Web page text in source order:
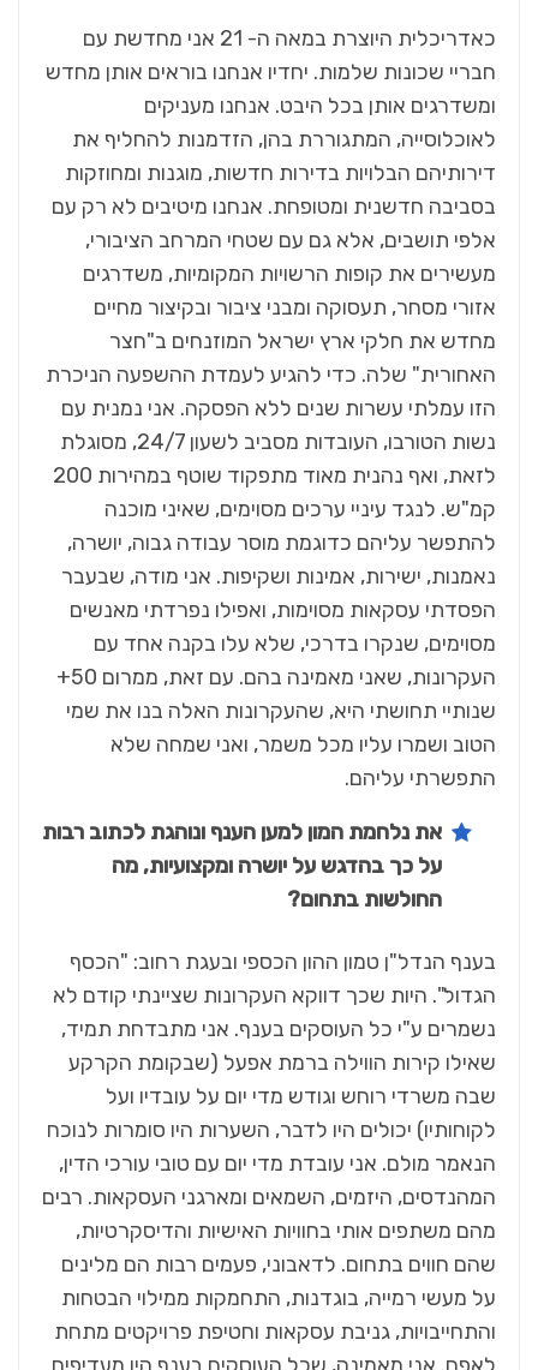
כאדריכלית היוצרת במאה ה- 21 אני מחדשת עם
חבריי שכונות שלמות. יחדיו אנחנו בוראים אותן מחדש
ומשדרגים אותן בכל היבט. אנחנו מעניקים
לאוכלוסייה, המתגוררת בהן, הזדמנות להחליף את
דירותיהם הבלויות בדירות חדשות, מוגנות ומחוזקות
בסביבה חדשנית ומטופחת. אנחנו מיטיבים לא רק עם
אלפי תושבים, אלא גם עם שטחי המרחב הציבורי,
מעשירים את קופות הרשויות המקומיות, משדרגים
אזורי מסחר, תעסוקה ומבני ציבור ובקיצור מחיים
מחדש את חלקי ארץ ישראל המוזנחים ב"חצר
האחורית" שלה. כדי להגיע לעמדת ההשפעה הניכרת
הזו עמלתי עשרות שנים ללא הפסקה. אני נמנית עם
נשות הטורבו, העובדות מסביב לשעון 24/7, מסוגלת
לזאת, ואף נהנית מאוד מתפקוד שוטף במהירות 200
קמ"ש. לנגד עיניי ערכים מסוימים, שאיני מוכנה
להתפשר עליהם כדוגמת מוסר עבודה גבוה, יושרה,
נאמנות, ישירות, אמינות ושקיפות. אני מודה, שבעבר
הפסדתי עסקאות מסוימות, ואפילו נפרדתי מאנשים
מסוימים, שנקרו בדרכי, שלא עלו בקנה אחד עם
העקרונות, שאני מאמינה בהם. עם זאת, ממרום 50+
שנותיי תחושתי היא, שהעקרונות האלה בנו את שמי
הטוב ושמרו עליו מכל משמר, ואני שמחה שלא
התפשרתי עליהם.
את נלחמת המון למען הענף ונוהגת לכתוב רבות
על כך בהדגש על יושרה ומקצועיות, מה
החולשות בתחום?
בענף הנדל"ן טמון ההון הכספי ובעגת רחוב: "הכסף
הגדול". היות שכך דווקא העקרונות שציינתי קודם לא
נשמרים ע"י כל העוסקים בענף. אני מתבדחת תמיד,
שאילו קירות הווילה ברמת אפעל (שבקומת הקרקע
שבה משרדי רוחש וגודש מדי יום על עובדיו ועל
לקוחותיו) יכולים היו לדבר, השערות היו סומרות לנוכח
הנאמר מולם. אני עובדת מדי יום עם טובי עורכי הדין,
המהנדסים, היזמים, השמאים ומארגני העסקאות. רבים
מהם משתפים אותי בחוויות האישיות והדיסקרטיות,
שהם חווים בתחום. לדאבוני, פעמים רבות הם מלינים
על מעשי רמייה, בוגדנות, התחמקות ממילוי הבטחות
והתחייבויות, גניבת עסקאות וחטיפת פרויקטים מתחת